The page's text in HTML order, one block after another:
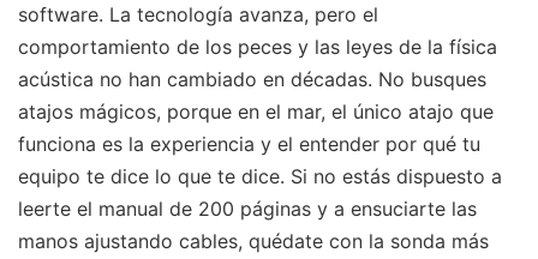
software. La tecnología avanza, pero el
comportamiento de los peces y las leyes de la física
acústica no han cambiado en décadas. No busques
atajos mágicos, porque en el mar, el único atajo que
funciona es la experiencia y el entender por qué tu
equipo te dice lo que te dice. Si no estás dispuesto a
leerte el manual de 200 páginas y a ensuciarte las
manos ajustando cables, quédate con la sonda más